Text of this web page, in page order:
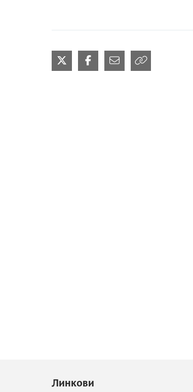
Линкови